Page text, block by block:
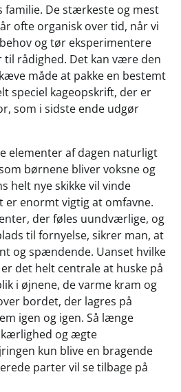
familie. De stærkeste og mest
ofte organisk over tid, når vi
og tør eksperimentere
til rådighed. Det kan være den
måde at pakke en bestemt
speciel kageopskrift, der er
som i sidste ende udgør
elementer af dagen naturligt
børnene bliver voksne og
helt nye skikke vil vinde
er enormt vigtig at omfavne.
der føles uundværlige, og
til fornyelse, sikrer man, at
og spændende. Uanset hvilke
det helt centrale at huske på
i øjnene, de varme kram og
bordet, der lagres på
igen og igen. Så længe
og ægte
kun blive en bragende
parter vil se tilbage på